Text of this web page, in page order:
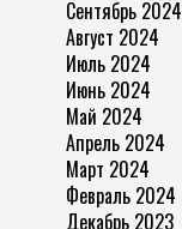
Сентябрь 2024
Август 2024
Июль 2024
Июнь 2024
Май 2024
Апрель 2024
Март 2024
Февраль 2024
Декабрь 2023